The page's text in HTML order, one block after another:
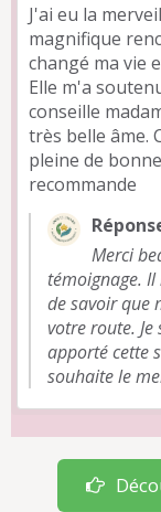
J'ai eu la
magnifique
changé ma vie
Elle m'a
conseille
très belle âme.
pleine de
recommande
Merci
témoignage.
de savoir que
votre route.
apporté cette
souhaite le